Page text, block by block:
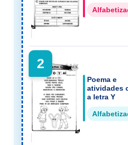
2
Poema e
atividades
a letra Y